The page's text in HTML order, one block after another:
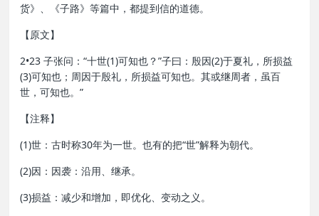
货》、《子路》等篇中，都提到信的道德。
【原文】
2•23 子张问：“十世(1)可知也？”子曰：殷因(2)于夏礼，所损益
(3)可知也；周因于殷礼，所损益可知也。其或继周者，虽百
世，可知也。”
【注释】
(1)世：古时称30年为一世。也有的把“世”解释为朝代。
(2)因：因袭：沿用、继承。
(3)损益：减少和增加，即优化、变动之义。